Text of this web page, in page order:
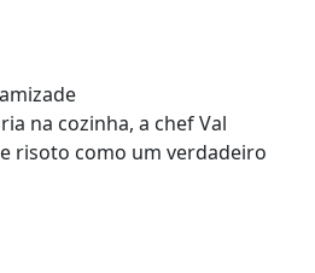
na cozinha, a chef Val
risoto como um verdadeiro